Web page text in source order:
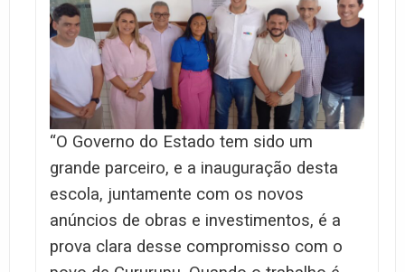
“O Governo do Estado tem sido um
grande parceiro, e a inauguração desta
escola, juntamente com os novos
anúncios de obras e investimentos, é a
prova clara desse compromisso com o